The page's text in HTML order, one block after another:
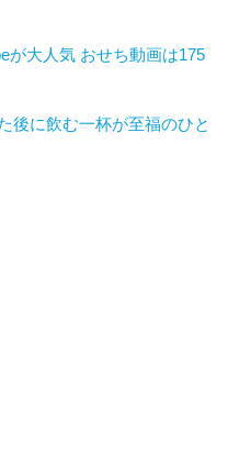
が大人気 おせち動画は175
後に飲む一杯が至福のひと